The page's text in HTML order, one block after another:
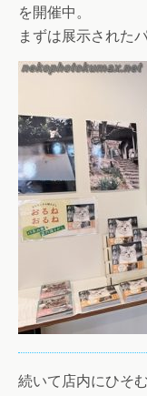
を開催中。
まずは展示された
続いて店内にひそ